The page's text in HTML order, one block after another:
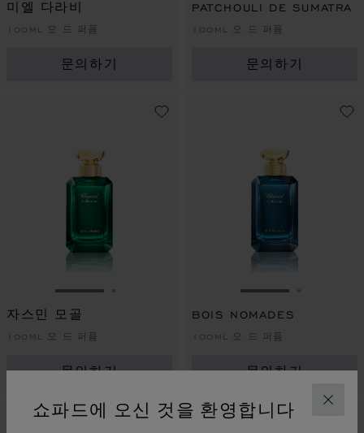
닫기
쇼파드에 오신 것을 환영합니다
미엘 다라비
100ML 오 드 퍼퓸
문의하기
PATCHOULI DE SUMATRA
100ML 오 드 퍼퓸
문의하기
슬라이드로 이동 1
자스민 모골
100ML 오 드 퍼퓸
문의하기
슬라이드로 이동
BOIS NOMADES
100ML 오 드 퍼퓸
문의하기